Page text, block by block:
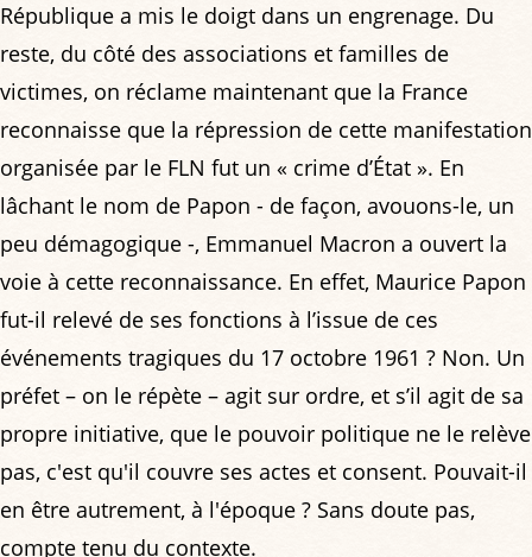
République a mis le doigt dans un engrenage. Du
reste, du côté des associations et familles de
victimes, on réclame maintenant que la France
reconnaisse que la répression de cette manifestation
organisée par le FLN fut un « crime d’État ». En
lâchant le nom de Papon - de façon, avouons-le, un
peu démagogique -, Emmanuel Macron a ouvert la
voie à cette reconnaissance. En effet, Maurice Papon
fut-il relevé de ses fonctions à l’issue de ces
événements tragiques du 17 octobre 1961 ? Non. Un
préfet – on le répète – agit sur ordre, et s’il agit de sa
propre initiative, que le pouvoir politique ne le relève
pas, c'est qu'il couvre ses actes et consent. Pouvait-il
en être autrement, à l'époque ? Sans doute pas,
compte tenu du contexte.